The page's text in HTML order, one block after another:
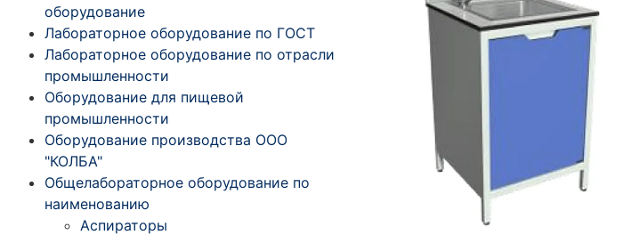
оборудование
Лабораторное оборудование по ГОСТ
Лабораторное оборудование по отрасли
промышленности
Оборудование для пищевой
промышленности
Оборудование производства ООО
"КОЛБА"
Общелабораторное оборудование по
наименованию
Аспираторы